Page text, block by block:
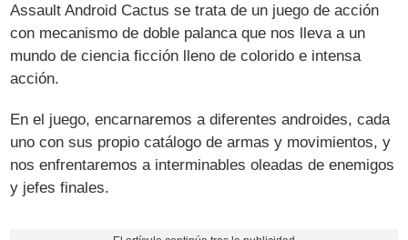
Assault Android Cactus se trata de un juego de acción
con mecanismo de doble palanca que nos lleva a un
mundo de ciencia ficción lleno de colorido e intensa
acción.
En el juego, encarnaremos a diferentes androides, cada
uno con sus propio catálogo de armas y movimientos, y
nos enfrentaremos a interminables oleadas de enemigos
y jefes finales.